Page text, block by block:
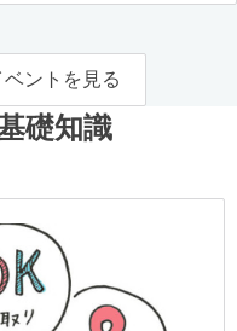
ントを見る
礎知識